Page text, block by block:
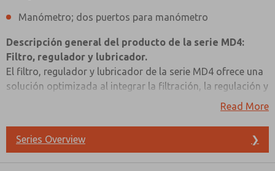
Manómetro; dos puertos para manómetro
Descripción general del producto de la serie MD4:
Filtro, regulador y lubricador.
El filtro, regulador y lubricador de la serie MD4 ofrece una
solución optimizada al integrar la filtración, la regulación y
la lubricación en un solo conjunto. Estas unidades están
fácil integración en su sistema. Puede elegir entre dos
opciones para el recipiente del lubricador: un recipiente de
Read More
Series Overview ❯
¿Método de Contacto Preferido?
Correo Electrónico
Teléfono